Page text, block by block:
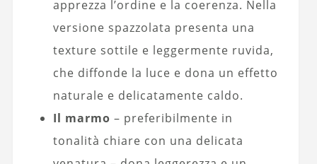
apprezza l’ordine e la coerenza. Nella
versione spazzolata presenta una
texture sottile e leggermente ruvida,
che diffonde la luce e dona un effetto
naturale e delicatamente caldo.
Il marmo – preferibilmente in
tonalità chiare con una delicata